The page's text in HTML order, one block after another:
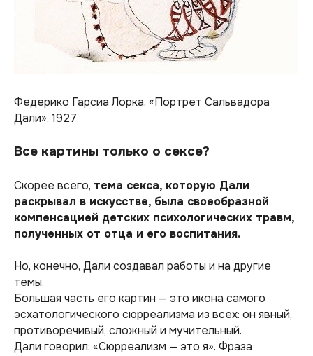
Федерико Гарсиа Лорка. «Портрет Сальвадора
Дали», 1927
Все картины только о сексе?
Скорее всего, тема секса, которую Дали
раскрывал в искусстве, была своеобразной
компенсацией детских психологических травм,
полученных от отца и его воспитания.
Но, конечно, Дали создавал работы и на другие
темы.
Большая часть его картин — это икона самого
эсхатологического сюрреализма из всех: он явный,
противоречивый, сложный и мучительный.
Дали говорил: «Сюрреализм — это я». Фраза